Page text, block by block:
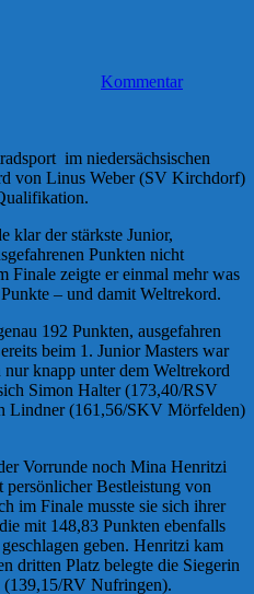
Kommentar
im niedersächsischen
von Linus Weber (SV Kirchdorf)
klar der stärkste Junior,
Punkten nicht
Finale zeigte er einmal mehr was
– und damit Weltrekord.
192 Punkten, ausgefahren
beim 1. Junior Masters war
knapp unter dem Weltrekord
Simon Halter (173,40/RSV
Lindner (161,56/SKV Mörfelden)
Vorrunde noch Mina Henritzi
Bestleistung von
im Finale musste sie sich ihrer
mit 148,83 Punkten ebenfalls
geben. Henritzi kam
dritten Platz belegte die Siegerin
(139,15/RV Nufringen).